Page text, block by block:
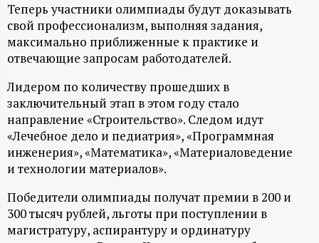
р
м
а
ц
и
о
н
Теперь участники олимпиады будут доказывать
свой профессионализм, выполняя задания,
максимально приближенные к практике и
отвечающие запросам работодателей.
Лидером по количеству прошедших в
заключительный этап в этом году стало
направление «Строительство». Следом идут
«Лечебное дело и педиатрия», «Программная
инженерия», «Математика», «Материаловедение
и технологии материалов».
Победители олимпиады получат премии в 200 и
300 тысяч рублей, льготы при поступлении в
магистратуру, аспирантуру и ординатуру